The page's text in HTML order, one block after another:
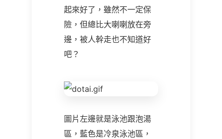
起來好了，雖然不一定保
險，但總比大喇喇放在旁
邊，被人幹走也不知道好
吧？
圖片左邊就是泳池跟泡湯
區，藍色是冷泉泳池區，